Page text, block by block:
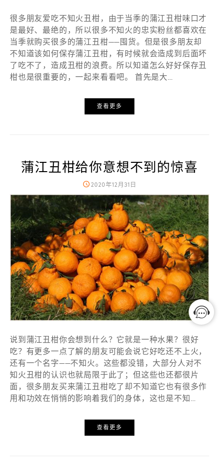
很多朋友爱吃不知火丑柑，由于当季的蒲江丑柑味口才
是最好、最绝的，所以很多不知火的忠实粉丝都喜欢在
当季就购买很多的蒲江丑柑——囤货。但是很多朋友却
不知道该如何保存蒲江丑柑，有时候就会造成到后面坏
了吃不了，造成丑柑的浪费。所以知道怎么好好保存丑
柑也是很重要的，一起来看看吧。 首先是大…
查看更多
蒲江丑柑给你意想不到的惊喜
2020年12月31日
说到蒲江丑柑你会想到什么？它就是一种水果？很好
吃？有更多一点了解的朋友可能会说它好吃还不上火，
还有一个名字——不知火。这些都没错，大部分人对不
知火丑柑的认识也就局限于此了；但这些也还都很片
面，很多朋友买来蒲江丑柑吃了却不知道它也有很多作
用和功效在悄悄的影响着我们的身体，这也是不知…
查看更多